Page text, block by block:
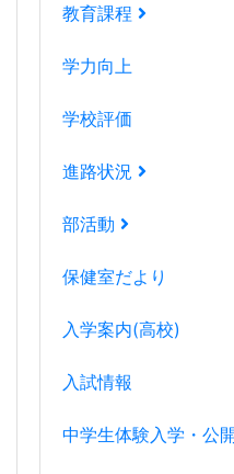
教育課程
学力向上
学校評価
進路状況
部活動
保健室だより
入学案内(高校)
入試情報
中学生体験入学・公